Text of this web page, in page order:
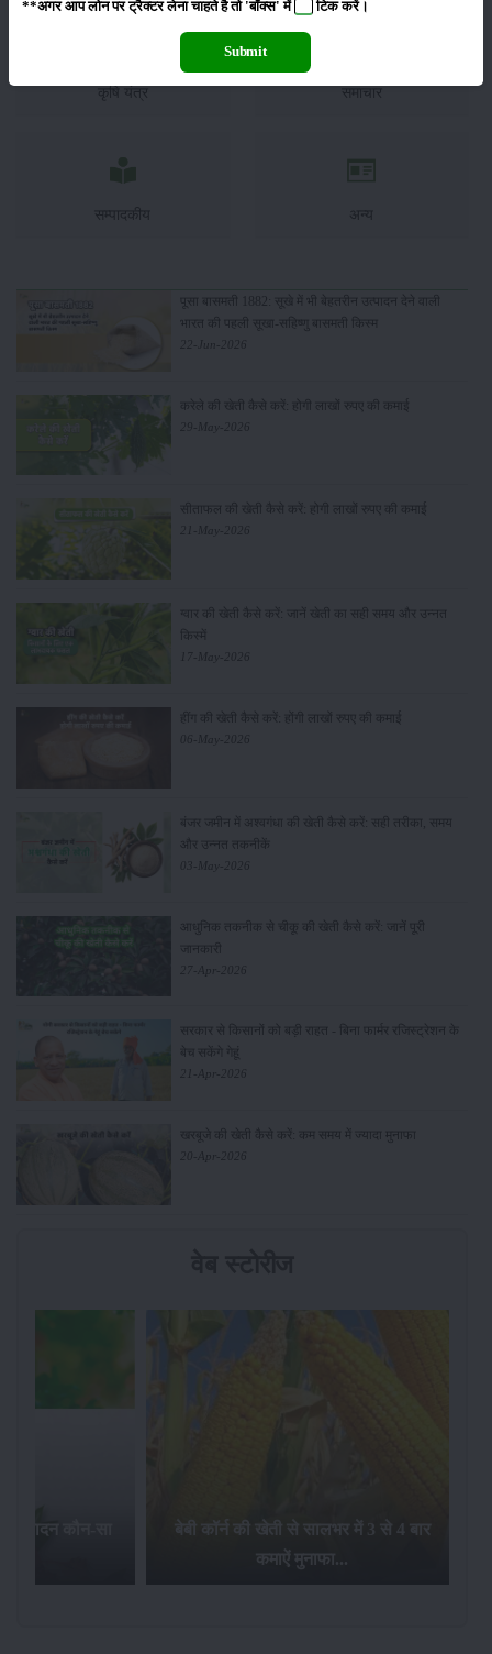
कृषि यंत्र समाचार
सम्पादकीय अन्य
पूसा बासमती 1882: सूखे में भी बेहतरीन उत्पादन देने वाली
भारत की पहली सूखा-सहिष्णु बासमती किस्म
22-Jun-2026
करेले की खेती कैसे करें: होगी लाखों रुपए की कमाई
29-May-2026
सीताफल की खेती कैसे करें: होगी लाखों रुपए की कमाई
21-May-2026
ग्वार की खेती कैसे करें: जानें खेती का सही समय और उन्नत
किस्में
17-May-2026
हींग की खेती कैसे करें: होंगी लाखों रुपए की कमाई
06-May-2026
बंजर जमीन में अश्वगंधा की खेती कैसे करें: सही तरीका, समय
और उन्नत तकनीकें
03-May-2026
आधुनिक तकनीक से चीकू की खेती कैसे करें: जानें पूरी
जानकारी
27-Apr-2026
सरकार से किसानों को बड़ी राहत - बिना फार्मर रजिस्ट्रेशन के
बेच सकेंगे गेहूं
21-Apr-2026
खरबूजे की खेती कैसे करें: कम समय में ज्यादा मुनाफा
20-Apr-2026
उत्पादन कौन-सा
बेबी कॉर्न की खेती से सालभर में 3 से 4 बार
कमाऐं मुनाफा...
**अगर आप लोन पर ट्रैक्टर लेना चाहते है तो 'बॉक्स' में टिककरें।
Submit